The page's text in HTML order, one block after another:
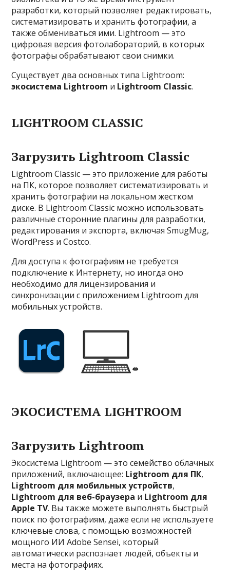
разработки, который позволяет редактировать,
систематизировать и хранить фотографии, а
также обмениваться ими. Lightroom — это
цифровая версия фотолабораторий, в которых
фотографы обрабатывают свои снимки.
Существует два основных типа Lightroom:
экосистема Lightroom и Lightroom Classic.
LIGHTROOM CLASSIC
Загрузить Lightroom Classic
Lightroom Classic — это приложение для работы
на ПК, которое позволяет систематизировать и
хранить фотографии на локальном жестком
диске. В Lightroom Classic можно использовать
различные сторонние плагины для разработки,
редактирования и экспорта, включая SmugMug,
WordPress и Costco.
Для доступа к фотографиям не требуется
подключение к Интернету, но иногда оно
необходимо для лицензирования и
синхронизации с приложением Lightroom для
мобильных устройств.
ЭКОСИСТЕМА LIGHTROOM
Загрузить Lightroom
Экосистема Lightroom — это семейство облачных
приложений, включающее: Lightroom для ПК,
Lightroom для мобильных устройств,
Lightroom для веб-браузера и Lightroom для
Apple TV. Вы также можете выполнять быстрый
поиск по фотографиям, даже если не используете
ключевые слова, с помощью возможностей
мощного ИИ Adobe Sensei, который
автоматически распознает людей, объекты и
места на фотографиях.